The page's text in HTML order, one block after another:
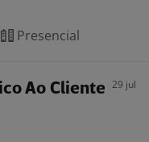
Presencial
Ao Cliente 29 jul